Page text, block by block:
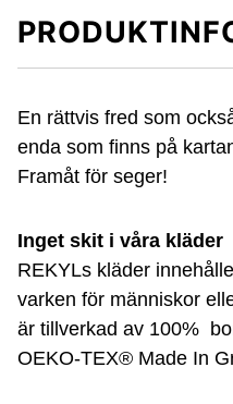
En rättvis fred som
enda som finns på
Framåt för seger!
Inget skit i våra kläder
REKYLs kläder
varken för människor
är tillverkad av 100%
OEKO-TEX® Made In